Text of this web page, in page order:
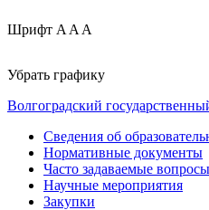
Шрифт A A A
Убрать графику
Волгоградский
Сведения об
Нормативные документы
Часто задаваемые вопросы
Научные мероприятия
Закупки